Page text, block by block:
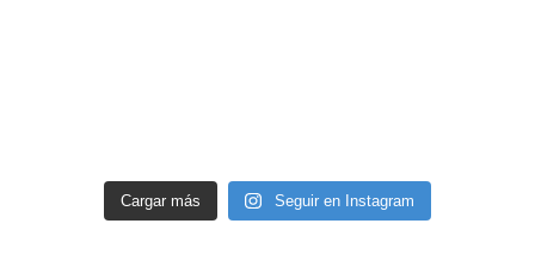
Cargar más Seguir en Instagram